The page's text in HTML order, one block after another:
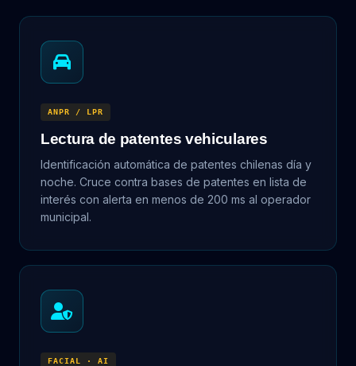
ANPR / LPR
Lectura de patentes vehiculares
Identificación automática de patentes chilenas día y
noche. Cruce contra bases de patentes en lista de
interés con alerta en menos de 200 ms al operador
municipal.
FACIAL · AI